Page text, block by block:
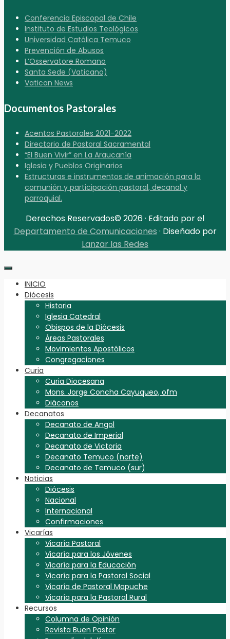
Conferencia Episcopal de Chile
Instituto de Estudios Teológicos
Universidad Católica Temuco
Prevención de Abusos
L’Osservatore Romano
Santa Sede (Vaticano)
Vatican News
Documentos Pastorales
Acentos Pastorales 2021-2022
Directorio de Pastoral Sacramental
“El Buen Vivir” en La Araucanía
Iglesia y Pueblos Originarios
Estructuras e instrumentos de animación para la
comunión y participación pastoral, decanal y
parroquial.
Derechos Reservados© 2026 · Editado por el
Departamento de Comunicaciones · Diseñado por
Lanzar las Redes
INICIO
Diócesis
Historia
Iglesia Catedral
Obispos de la Diócesis
Áreas Pastorales
Movimientos Apostólicos
Congregaciones
Curia
Curia Diocesana
Mons. Jorge Concha Cayuqueo, ofm
Diáconos
Decanatos
Decanato de Angol
Decanato de Imperial
Decanato de Victoria
Decanato Temuco (norte)
Decanato de Temuco (sur)
Noticias
Diócesis
Nacional
Internacional
Confirmaciones
Vicarías
Vicaría Pastoral
Vicaría para los Jóvenes
Vicaría para la Educación
Vicaría para la Pastoral Social
Vicaría de Pastoral Mapuche
Vicaría para la Pastoral Rural
Recursos
Columna de Opinión
Revista Buen Pastor